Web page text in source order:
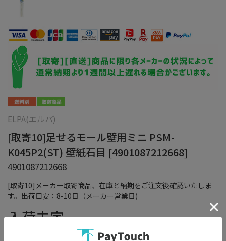
[取寄10]メーカー取寄商品、在庫と納期をご注文後確認いたしま
す。出荷目安：8-10日（メーカー営業日)
ELPA(エルパ)
[取寄10]足せるモール壁用ミニ PSM-
K045P2(ST) 壁紙石目 [4901087212668]
4901087212668
入荷未定（税込）